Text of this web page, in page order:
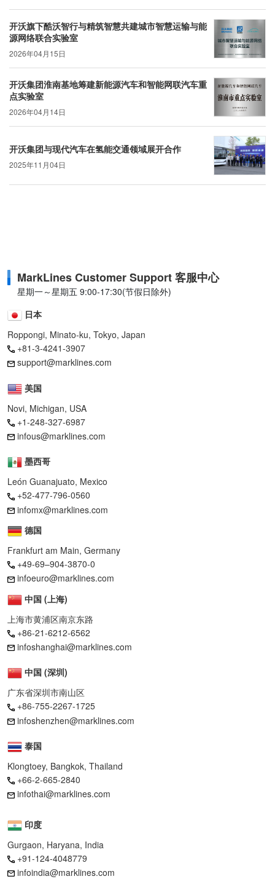
开沃旗下酷沃智行与精筑智慧共建城市智慧运输与能
源网络联合实验室
2026年04月15日
开沃集团淮南基地筹建新能源汽车和智能网联汽车重
点实验室
2026年04月14日
开沃集团与现代汽车在氢能交通领域展开合作
2025年11月04日
MarkLines Customer Support 客服中心
星期一～星期五 9:00-17:30(节假日除外)
日本
Roppongi, Minato-ku, Tokyo, Japan
+81-3-4241-3907
support@marklines.com
美国
Novi, Michigan, USA
+1-248-327-6987
infous@marklines.com
墨西哥
León Guanajuato, Mexico
+52-477-796-0560
infomx@marklines.com
德国
Frankfurt am Main, Germany
+49-69–904-3870-0
infoeuro@marklines.com
中国 (上海)
上海市黄浦区南京东路
+86-21-6212-6562
infoshanghai@marklines.com
中国 (深圳)
广东省深圳市南山区
+86-755-2267-1725
infoshenzhen@marklines.com
泰国
Klongtoey, Bangkok, Thailand
+66-2-665-2840
infothai@marklines.com
印度
Gurgaon, Haryana, India
+91-124-4048779
infoindia@marklines.com